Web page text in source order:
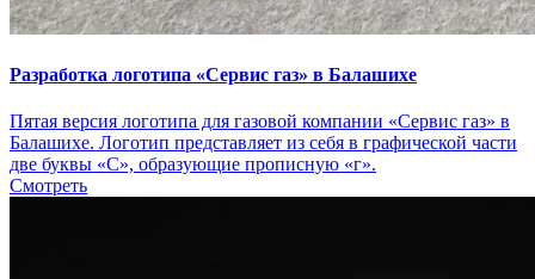
Разработка логотипа «Сервис газ» в Балашихе
Пятая версия логотипа для газовой компании «Сервис газ» в
Балашихе. Логотип представляет из себя в графической части
две буквы «С», образующие прописную «г».
Смотреть